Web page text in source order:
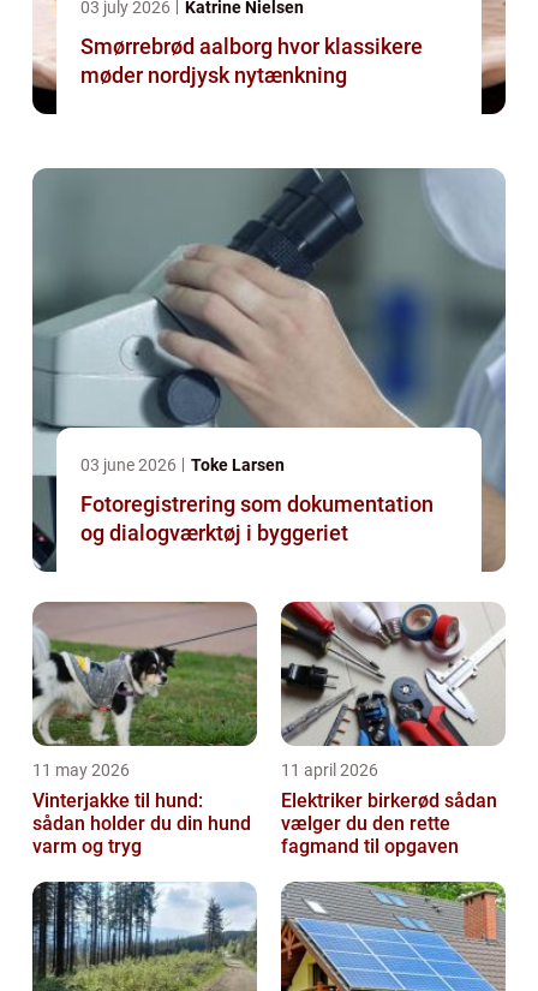
03 july 2026 Katrine Nielsen
Smørrebrød aalborg hvor klassikere
møder nordjysk nytænkning
03 june 2026 Toke Larsen
Fotoregistrering som dokumentation
og dialogværktøj i byggeriet
11 may 2026
Vinterjakke til hund:
sådan holder du din hund
varm og tryg
11 april 2026
Elektriker birkerød sådan
vælger du den rette
fagmand til opgaven